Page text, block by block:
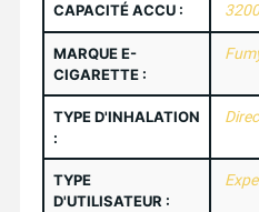
CAPACITÉ ACCU :
MARQUE E-
CIGARETTE :
TYPE D'INHALATION
:
TYPE
D'UTILISATEUR :